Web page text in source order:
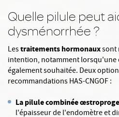
Quelle pilule peut
dysménorrhée ?
Lestraitements hormonauxsont
intention, notamment lorsqu'une
également souhaitée. Deux
recommandations HAS-CNGOF :
La pilule combinée
l'épaisseur de l'endomètre et